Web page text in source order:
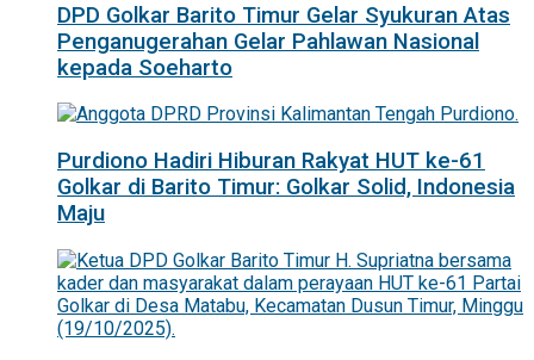
DPD Golkar Barito Timur Gelar Syukuran Atas
Penganugerahan Gelar Pahlawan Nasional
kepada Soeharto
Purdiono Hadiri Hiburan Rakyat HUT ke-61
Golkar di Barito Timur: Golkar Solid, Indonesia
Maju